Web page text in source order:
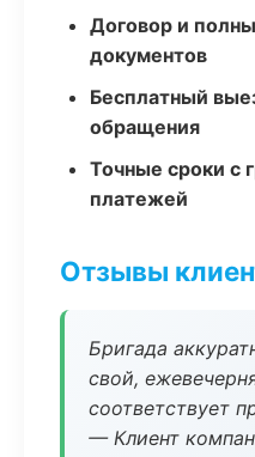
Договор и
документов
Бесплатный
обращения
Точные сроки с
платежей
Отзывы
Бригада
свой,
соответствует
— Клиент